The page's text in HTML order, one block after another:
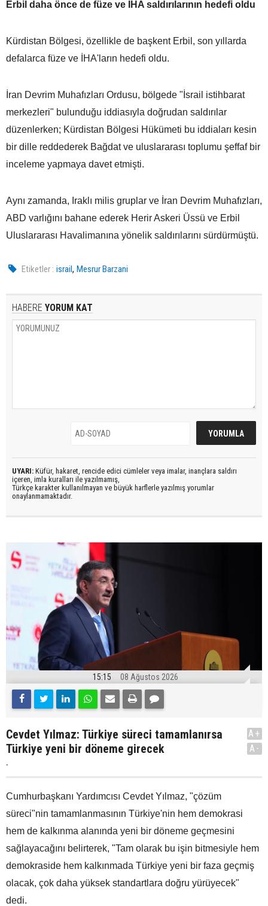
Erbil daha önce de füze ve İHA saldırılarının hedefi oldu
Kürdistan Bölgesi, özellikle de başkent Erbil, son yıllarda
defalarca füze ve İHA'ların hedefi oldu.
İran Devrim Muhafızları Ordusu, bölgede "İsrail istihbarat
merkezleri" bulunduğu iddiasıyla doğrudan saldırılar
düzenlerken; Kürdistan Bölgesi Hükümeti bu iddiaları kesin
bir dille reddederek Bağdat ve uluslararası toplumu şeffaf bir
inceleme yapmaya davet etmişti.
Aynı zamanda, Iraklı milis gruplar ve İran Devrim Muhafızları,
ABD varlığını bahane ederek Herir Askeri Üssü ve Erbil
Uluslararası Havalimanına yönelik saldırılarını sürdürmüştü.
Etiketler : israil,Mesrur Barzani
HABERE YORUM KAT
UYARI: Küfür, hakaret, rencide edici cümleler veya imalar, inançlara saldırı
içeren, imla kuralları ile yazılmamış,
Türkçe karakter kullanılmayan ve büyük harflerle yazılmış yorumlar
onaylanmamaktadır.
15:15 08 Ağustos 2026
Cevdet Yılmaz: Türkiye süreci tamamlanırsa
Türkiye yeni bir döneme girecek
.
A+
A-
Cumhurbaşkanı Yardımcısı Cevdet Yılmaz, "çözüm
süreci"nin tamamlanmasının Türkiye'nin hem demokrasi
hem de kalkınma alanında yeni bir döneme geçmesini
sağlayacağını belirterek, "Tam olarak bu işin bitmesiyle hem
demokraside hem kalkınmada Türkiye yeni bir faza geçmiş
olacak, çok daha yüksek standartlara doğru yürüyecek"
dedi.